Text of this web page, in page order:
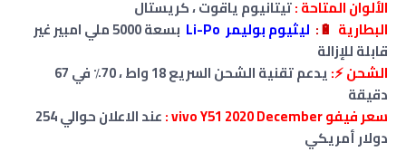
الألوان المتاحة :تيتانيوم ياقوت ، كريستال
البطارية 🔋
: ليثيوم بوليمر Li-Po
بسعة 5000 ملي امبير غير
قابلة للإزالة
الشحن ⚡:
يدعم تقنية الشحن السريع 18 واط ، 70٪ في 67
دقيقة
سعر فيفو vivo Y51 2020 December :
عند الاعلان حوالي 254
دولار أمريكي